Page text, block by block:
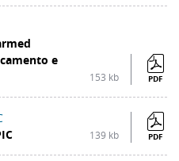
e
153 kb PDF
139 kb PDF